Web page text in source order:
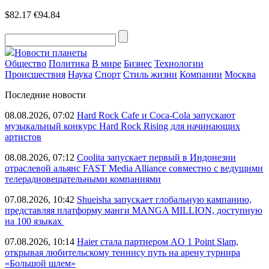
$82.17 €94.84
Новости планеты
Общество Политика В мире Бизнес Технологии
Происшествия Наука Спорт Стиль жизни Компании Москва
Последние новости
08.08.2026, 07:02 Hard Rock Cafe и Coca-Cola запускают
музыкальный конкурс Hard Rock Rising для начинающих
артистов
08.08.2026, 07:12 Coolita запускает первый в Индонезии
отраслевой альянс FAST Media Alliance совместно с ведущими
телерадиовещательными компаниями
07.08.2026, 10:42 Shueisha запускает глобальную кампанию,
представляя платформу манги MANGA MILLION, доступную
на 100 языках
07.08.2026, 10:14 Haier стала партнером AO 1 Point Slam,
открывая любительскому теннису путь на арену турнира
«Большой шлем»